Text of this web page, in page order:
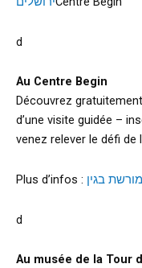
d
Au Centre Begin
Découvrez
d’une visite guidée –
venez relever le défi
Plus d’infos :
d
Au musée de la Tour